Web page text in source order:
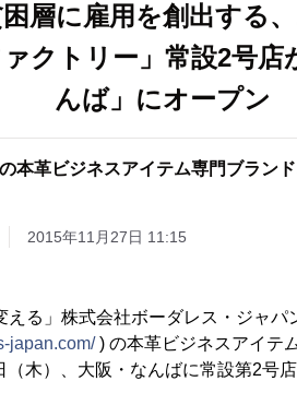
層に雇用を創出する
クトリー」常設2号店
んば」にオープン
本革ビジネスアイテム専門ブラン
2015年11月27日 11:15
える」株式会社ボーダレス・ジャパ
japan.com/) の本革ビジネスアイテ
木）、大阪・なんばに常設第2号